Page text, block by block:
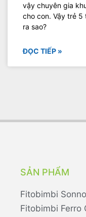
vậy chuyên gia
cho con. Vậy trẻ 5
ra sao?
ĐỌC TIẾP »
SẢN PHẨM
Fitobimbi Sonno
Fitobimbi Ferro